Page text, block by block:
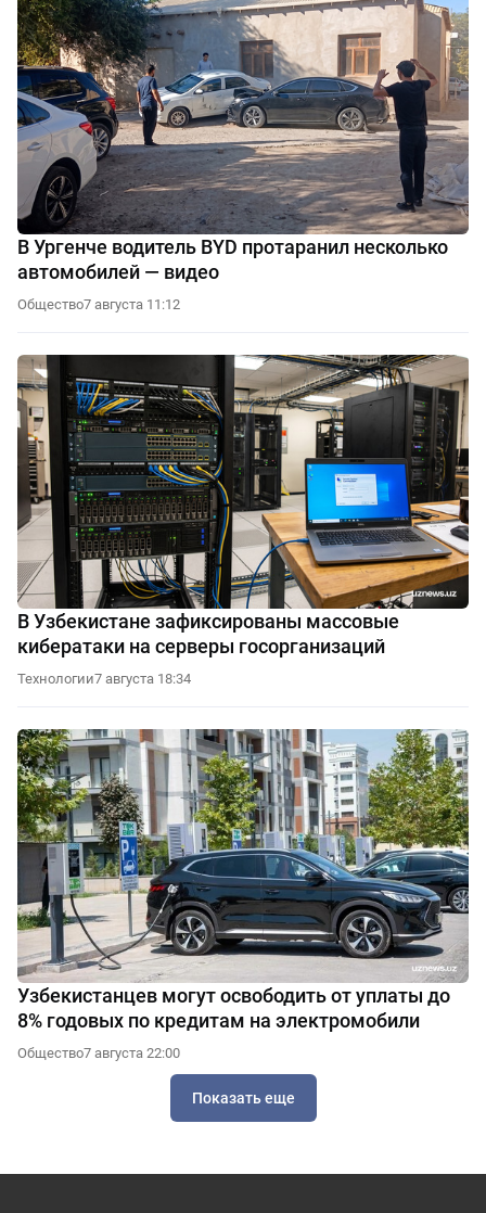
В Ургенче водитель BYD протаранил несколько
автомобилей — видео
Общество7 августа 11:12
В Узбекистане зафиксированы массовые
кибератаки на серверы госорганизаций
Технологии7 августа 18:34
Узбекистанцев могут освободить от уплаты до
8% годовых по кредитам на электромобили
Общество7 августа 22:00
Показать еще